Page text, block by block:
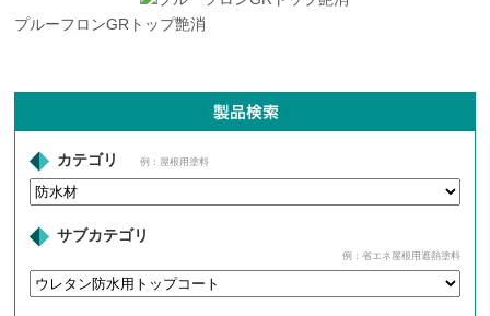
プルーフロンGRトップ艶消
カテゴリ 例：屋根用塗料
サブカテゴリ
例：省エネ屋根用遮熱塗料